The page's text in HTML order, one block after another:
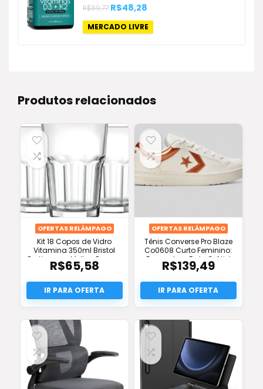
R$89,77 O
preço
original
era:
R$48,28
atual
é:
MERCADO LIVRE
Produtos relacionados
OFERTAS RELÂMPAGO
Kit 18 Copos de Vidro
Vitamina 350ml Bristol
Praticasa – Melhor Preço e
Frete Grátis
R$65,58
OFERTAS RELÂMPAGO
Tênis Converse Pro Blaze
Co0608 Curto Feminino:
Desconto + Frete Grátis!
R$139,49